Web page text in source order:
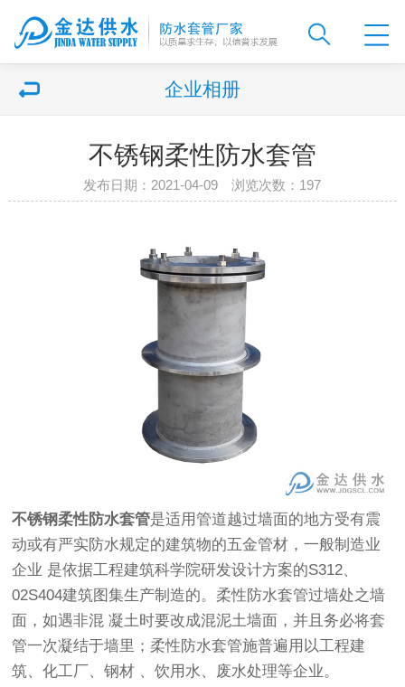
企业相册
不锈钢柔性防水套管
发布日期：2021-04-09 浏览次数： 197
不锈钢柔性防水套管是适用管道越过墙面的地方受有震
动或有严实防水规定的建筑物的五金管材，一般制造业
企业 是依据工程建筑科学院研发设计方案的S312、
02S404建筑图集生产制造的。柔性防水套管过墙处之墙
面，如遇非混 凝土时要改成混泥土墙面，并且务必将套
管一次凝结于墙里；柔性防水套管施普遍用以工程建
筑、化工厂、钢材 、饮用水、废水处理等企业。